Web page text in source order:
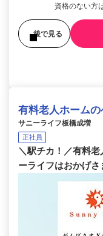
資格のない方
後で見る
有料老人ホーム
サニーライフ板橋成増
正社員
＼駅チカ！／有料
ーライフはおかげさ